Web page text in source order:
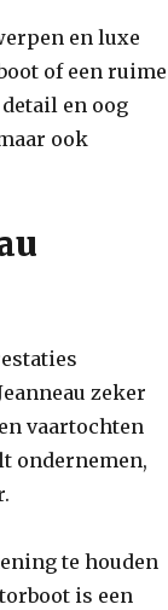
en luxe
of een ruime
en oog
ook
zeker
vaartochten
ondernemen,
te houden
is een